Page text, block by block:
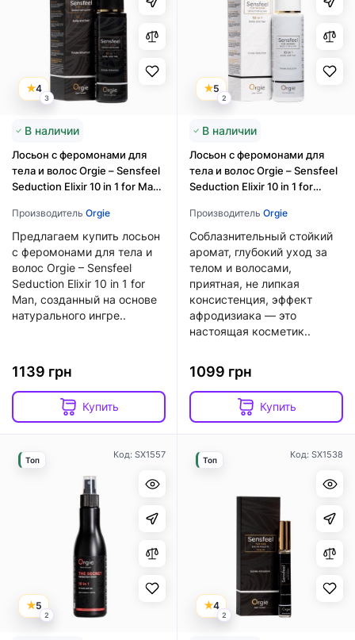
4
3
В наличии
Лосьон с феромонами для
тела и волос Orgie – Sensfeel
Seduction Elixir 10 in 1 for Man
Производитель Orgie
Предлагаем купить лосьон
с феромонами для тела и
волос Orgie – Sensfeel
Seduction Elixir 10 in 1 for
Man, созданный на основе
натурального ингре..
1139 грн
Купить
5
2
В наличии
Лосьон с феромонами для
тела и волос Orgie – Sensfeel
Seduction Elixir 10 in 1 for
Производитель Orgie
Соблазнительный стойкий
аромат, глубокий уход за
телом и волосами,
приятная, не липкая
консистенция, эффект
афродизиака — это
настоящая косметик..
1099 грн
Купить
Код: SX1557
5
2
Топ Код: SX1538
4
2
Топ